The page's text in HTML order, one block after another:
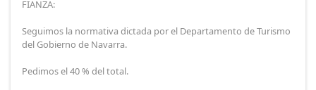
FIANZA:
Seguimos la normativa dictada por el Departamento de Turismo
del Gobierno de Navarra.
Pedimos el 40 % del total.